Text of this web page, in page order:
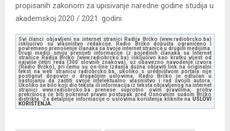
propisanih zakonom za upisivanje naredne godine studija u
akademskoj 2020 / 2021. godini.
Svi članci objavljeni na internet stranici Radija Brčko (www.radiobrcko.ba)
isključivo su vlasništvo redakcije. Radio Brčko dopušta ograničeno i
povremeno prenošenje članaka sa svoje internet stranice u drugim medijima.
Drugi mediji smiju prenijeti informacije iz pojedinih članaka sa Internet
stranice Radija Brčko (www.radiobrcko.ba) isključivo kao kratku vijest od
najviše četiri reda (300 slovnih znakova), uz obavezno navođenje izvora
(Radio Brčko), pri čemu su on-line izdanja dužna objaviti link na originalni
tekst na web stranicu radiobrcko.ba, ukoliko s uredništvom portala nije
postignut dogovor o drugačijim uslovima. Radio Brčko je odlučan u
nastojanju da zaštiti svoje intelektualno vlasništvo i rad svojih autora.
Ukoliko se bilo koji dio teksta ili informacija iz teksta objavljenog na internet
stranici www.radiobrcko.ba prenese suprotno ovim pravilima, protiv
prekršioca će biti pokrenut pravni postupak pred Osnovnim sudom Brčko
distrikta. Za detaljnije informacije o uslovima korištenja kliknite na USLOVI
KORIŠTENJA.